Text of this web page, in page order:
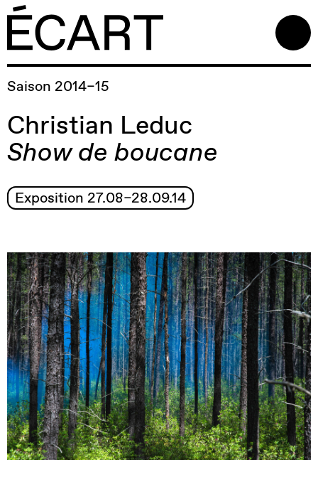
Saison 2014–15
Christian Leduc
Show de boucane
Exposition 27.08–28.09.14